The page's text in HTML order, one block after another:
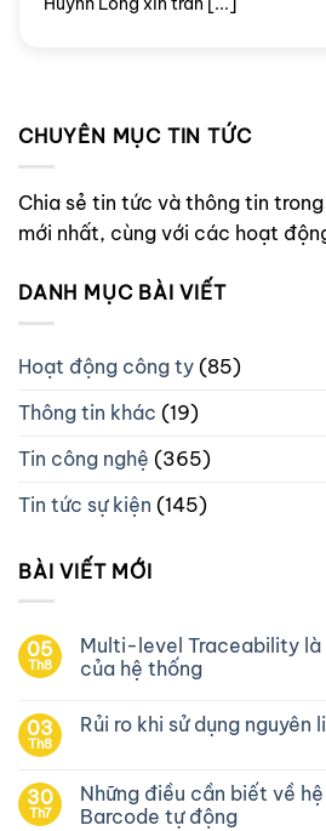
CHUYÊN MỤC TIN TỨC
Chia sẻ tin tức và thông tin
mới nhất, cùng với các hoạt
DANH MỤC BÀI VIẾT
Hoạt động công ty (85)
Thông tin khác (19)
Tin công nghệ (365)
Tin tức sự kiện (145)
BÀI VIẾT MỚI
05
Th8
Multi-level Traceability là
của hệ thống
03
Th8
Rủi ro khi sử dụng nguyên
30
Th7
Những điều cần biết về
Barcode tự động